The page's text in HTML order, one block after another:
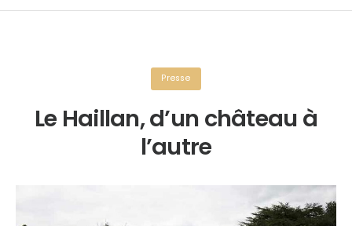
Presse
Le Haillan, d’un château à
l’autre